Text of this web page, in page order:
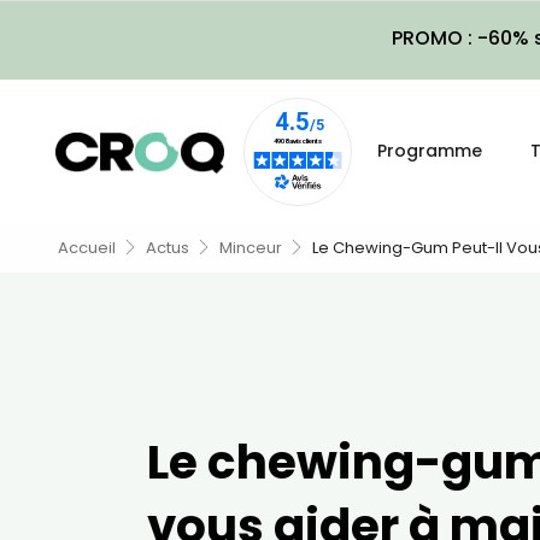
PROMO : -
Programme
Accueil Actus Minceur Le Chewing-Gum Peut-Il
Le chewing-
vous aider à